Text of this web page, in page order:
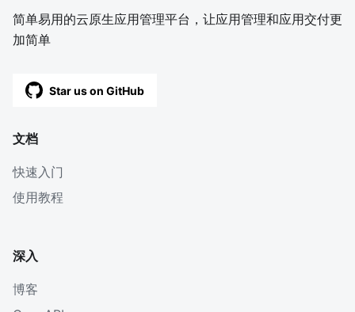
简单易用的云原生应用管理平台，让应用管理和应用交付更
加简单
Star us on GitHub
文档
快速入门
使用教程
深入
博客